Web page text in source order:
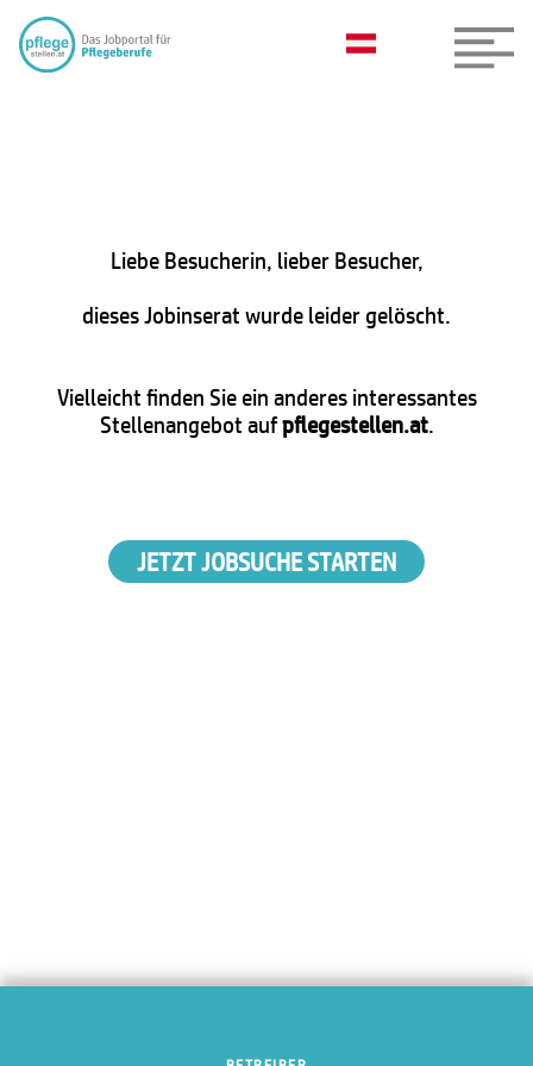
Liebe Besucherin, lieber Besucher,
dieses Jobinserat wurde leider gelöscht.
Vielleicht finden Sie ein anderes interessantes
Stellenangebot aufpflegestellen.at.
JETZT JOBSUCHE STARTEN